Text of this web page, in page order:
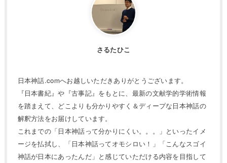
さるたひこ
日本神話.comへお越しいただきありがとうございます。
『日本書紀』や『古事記』をもとに、最新の文献学的学術情報
を踏まえて、どこよりも分かりやすく＆ディープな日本神話の
解釈方法をお届けしています。
これまでの「日本神話って分かりにくい。。。」といったイメ
ージを払拭し、「日本神話ってオモシロい！」「こんなスゴイ
神話が日本にあったんだ」と感じていただける内容を目指して